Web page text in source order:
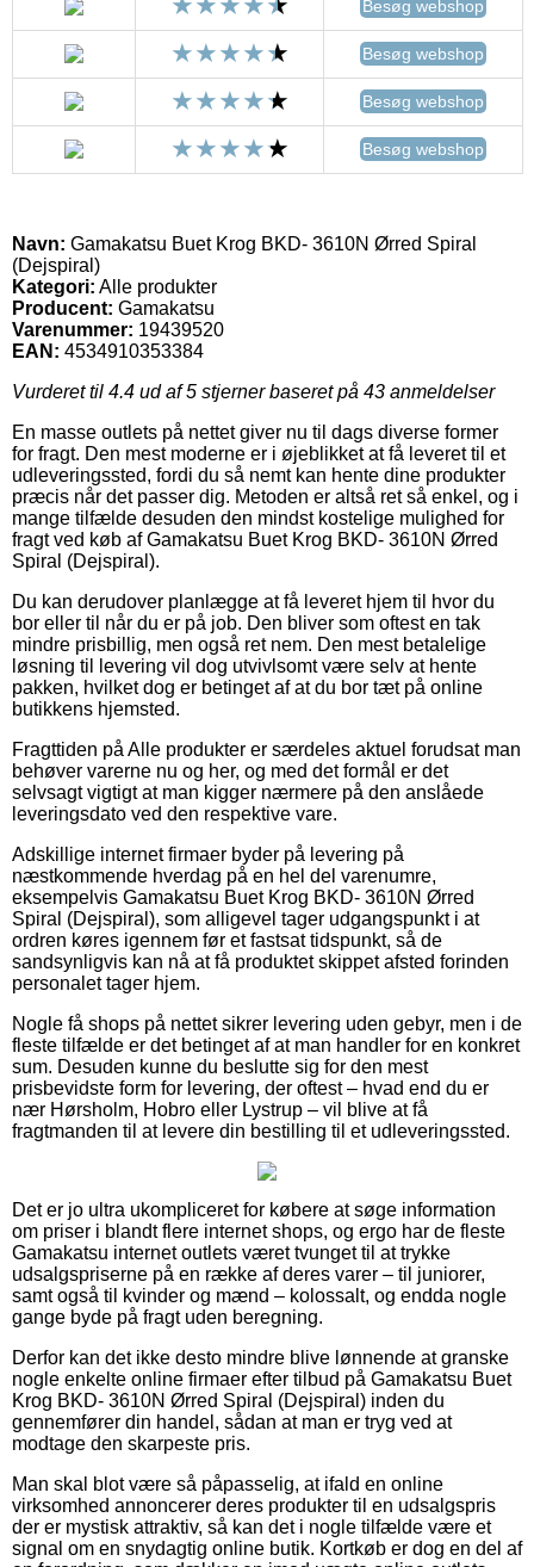
Besøg webshop
Besøg webshop
Besøg webshop
Besøg webshop
Navn: Gamakatsu Buet Krog BKD- 3610N Ørred Spiral
(Dejspiral)
Kategori: Alle produkter
Producent: Gamakatsu
Varenummer: 19439520
EAN: 4534910353384
Vurderet til 4.4 ud af 5 stjerner baseret på 43 anmeldelser
En masse outlets på nettet giver nu til dags diverse former
for fragt. Den mest moderne er i øjeblikket at få leveret til et
udleveringssted, fordi du så nemt kan hente dine produkter
præcis når det passer dig. Metoden er altså ret så enkel, og i
mange tilfælde desuden den mindst kostelige mulighed for
fragt ved køb af Gamakatsu Buet Krog BKD- 3610N Ørred
Spiral (Dejspiral).
Du kan derudover planlægge at få leveret hjem til hvor du
bor eller til når du er på job. Den bliver som oftest en tak
mindre prisbillig, men også ret nem. Den mest betalelige
løsning til levering vil dog utvivlsomt være selv at hente
pakken, hvilket dog er betinget af at du bor tæt på online
butikkens hjemsted.
Fragttiden på Alle produkter er særdeles aktuel forudsat man
behøver varerne nu og her, og med det formål er det
selvsagt vigtigt at man kigger nærmere på den anslåede
leveringsdato ved den respektive vare.
Adskillige internet firmaer byder på levering på
næstkommende hverdag på en hel del varenumre,
eksempelvis Gamakatsu Buet Krog BKD- 3610N Ørred
Spiral (Dejspiral), som alligevel tager udgangspunkt i at
ordren køres igennem før et fastsat tidspunkt, så de
sandsynligvis kan nå at få produktet skippet afsted forinden
personalet tager hjem.
Nogle få shops på nettet sikrer levering uden gebyr, men i de
fleste tilfælde er det betinget af at man handler for en konkret
sum. Desuden kunne du beslutte sig for den mest
prisbevidste form for levering, der oftest – hvad end du er
nær Hørsholm, Hobro eller Lystrup – vil blive at få
fragtmanden til at levere din bestilling til et udleveringssted.
Det er jo ultra ukompliceret for købere at søge information
om priser i blandt flere internet shops, og ergo har de fleste
Gamakatsu internet outlets været tvunget til at trykke
udsalgspriserne på en række af deres varer – til juniorer,
samt også til kvinder og mænd – kolossalt, og endda nogle
gange byde på fragt uden beregning.
Derfor kan det ikke desto mindre blive lønnende at granske
nogle enkelte online firmaer efter tilbud på Gamakatsu Buet
Krog BKD- 3610N Ørred Spiral (Dejspiral) inden du
gennemfører din handel, sådan at man er tryg ved at
modtage den skarpeste pris.
Man skal blot være så påpasselig, at ifald en online
virksomhed annoncerer deres produkter til en udsalgspris
der er mystisk attraktiv, så kan det i nogle tilfælde være et
signal om en snydagtig online butik. Kortkøb er dog en del af